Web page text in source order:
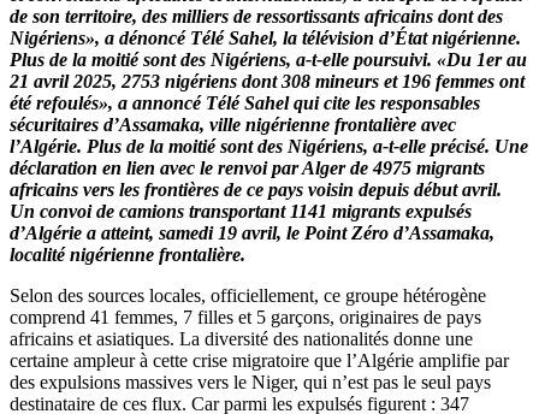
migrants
africains
refoulés
vers
le
Niger :
Xénophobie
à
l’algérienne !
de son territoire, des milliers de ressortissants africains dont des
Nigériens», a dénoncé Télé Sahel, la télévision d’État nigérienne.
Plus de la moitié sont des Nigériens, a-t-elle poursuivi. «Du 1er au
21 avril 2025, 2753 nigériens dont 308 mineurs et 196 femmes ont
été refoulés», a annoncé Télé Sahel qui cite les responsables
sécuritaires d’Assamaka, ville nigérienne frontalière avec
l’Algérie. Plus de la moitié sont des Nigériens, a-t-elle précisé. Une
déclaration en lien avec le renvoi par Alger de 4975 migrants
africains vers les frontières de ce pays voisin depuis début avril.
Un convoi de camions transportant 1141 migrants expulsés
d’Algérie a atteint, samedi 19 avril, le Point Zéro d’Assamaka,
localité nigérienne frontalière.
Selon des sources locales, officiellement, ce groupe hétérogène
comprend 41 femmes, 7 filles et 5 garçons, originaires de pays
africains et asiatiques. La diversité des nationalités donne une
certaine ampleur à cette crise migratoire que l’Algérie amplifie par
des expulsions massives vers le Niger, qui n’est pas le seul pays
destinataire de ces flux. Car parmi les expulsés figurent : 347